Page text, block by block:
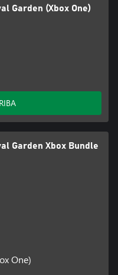
Garden (Xbox One)
Garden Xbox Bundle
One)